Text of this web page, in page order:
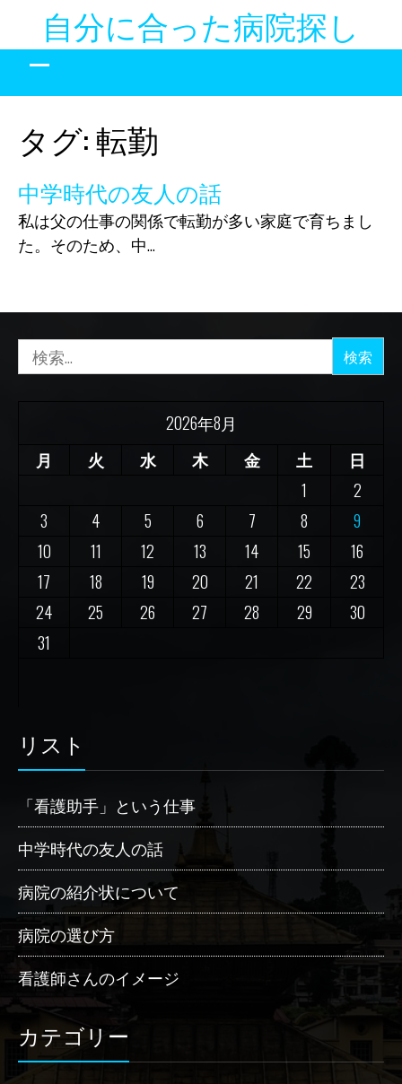
content
自分に合った病院探し
タグ:転勤
中学時代の友人の話
私は父の仕事の関係で転勤が多い家庭で育ちまし
た。そのため、中…
索:
2026年8月
月
火 水 木 金 土
日
1
2
3
4 5 6 7 8
9
10
11 12 13 14 15
16
17
18 19 20 21 22
23
24
25 26 27 28 29
30
31
リスト
「看護助手」という仕事
中学時代の友人の話
病院の紹介状について
病院の選び方
看護師さんのイメージ
カテゴリー